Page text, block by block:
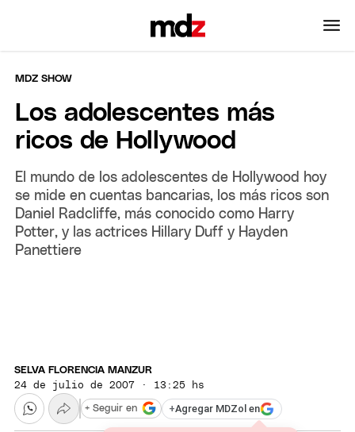
MDZ SHOW
Los adolescentes más
ricos de Hollywood
El mundo de los adolescentes de Hollywood hoy
se mide en cuentas bancarias, los más ricos son
Daniel Radcliffe, más conocido como Harry
Potter, y las actrices Hillary Duff y Hayden
Panettiere
SELVA FLORENCIA MANZUR
24 de julio de 2007 · 13:25 hs
+Agregar MDZol en
+ Seguir en